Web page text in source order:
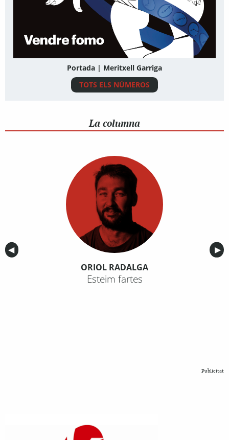
Portada | Meritxell Garriga
TOTS ELS NÚMEROS
La columna
Anterior
◀︎ ▶︎
ORIOL RADALGA
Esteim fartes
Publicitat